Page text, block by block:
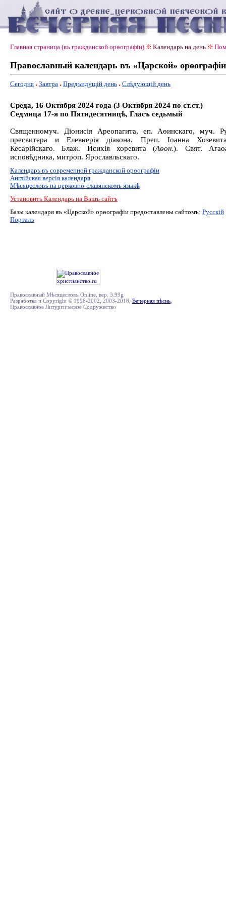
Главная страница (въ гражданской орѳографiи) Календарь на день
Православный календарь въ «Царской» орѳографiи
Сегодня Завтра Предъидущiй день Слѣдующiй день
Среда, 16 Октября 2024 года (3 Октября 2024 по ст.ст.)
Седмица 17-я по Пятидесятницѣ, Гласъ седьмый
Священномуч. Діонисія Ареопагита, еп. Аѳинскаго, муч.
пресвитера и Елевѳерія діакона. Преп. Іоанна
Кесарійскаго. Блаж. Исихія хоревита (Аѳон.). Свят.
исповѣдника, митроп. Ярославльскаго.
Календарь въ современной гражданской орѳографiи
Англiйская версiя календаря
Мѣсяцесловъ на церковно-славянскомъ языкѣ
Установить Календарь на Вашъ сайтъ
Базы календаря въ «Царской» орѳографiи предоставлены сайтомъ: Русскiй
Порталъ
Православный Мѣсяцесловъ Online, вер. 3.99g
Разработка и Copyright © 1998-2002, 2003-2018, Вечерняя пѣснь
Православное Литургическое Содружество